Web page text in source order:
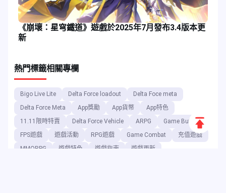
《崩壞：星穹鐵道》遊戲於2025年7月發布3.4版本更
新
熱門標籤相關專欄
Bigo Live Lite Delta Force loadout
Delta Foce meta
Delta Force Meta
App獎勵 App貨幣
App特色
11.11限時特賣
Delta Force Vehicle ARPG
Game Buff
FPS遊戲
遊戲活動 RPG遊戲 Game Combat
充值遊戲
MMORPG
遊戲特色 遊戲指南 遊戲更新
返
回